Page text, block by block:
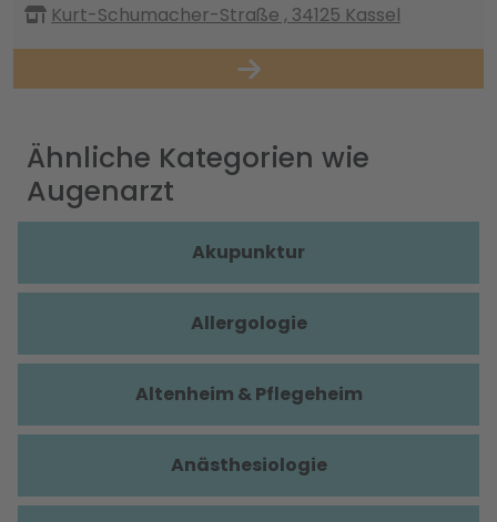
Kurt-Schumacher-Straße , 34125 Kassel
Ähnliche Kategorien wie
Augenarzt
Akupunktur
Allergologie
Altenheim & Pflegeheim
Anästhesiologie